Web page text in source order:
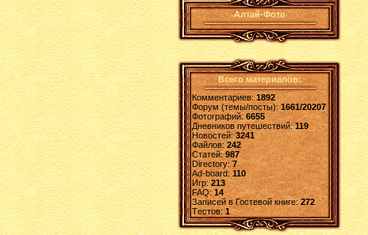
Алтай-Фото
Всего материалов:
Комментариев: 1892
Форум (темы/посты):1661/20207
Фотографий:6655
Дневников путешествий:119
Новостей:3241
Файлов: 242
Статей:987
Directory: 7
Ad-board:110
Игр: 213
FAQ:14
Записей в Гостевой книге:272
Tестов: 1